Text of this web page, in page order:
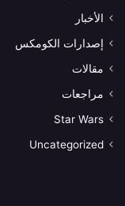
الأخبار
إصدارات الكومكس
مقالات
مراجعات
Star Wars
Uncategorized